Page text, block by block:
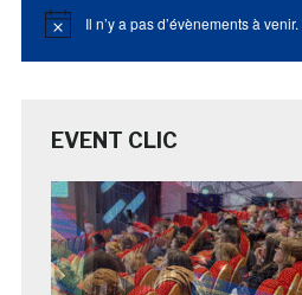
Notice Il n’y a pas d’évènements à venir.
EVENT CLIC